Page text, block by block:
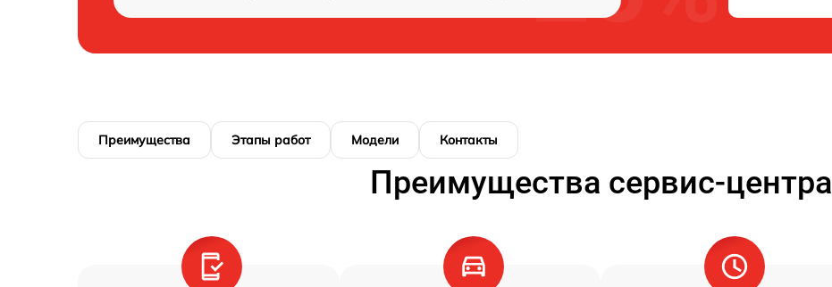
Преимущества Этапы работ Модели Контакты
Преимущества сервис-центра